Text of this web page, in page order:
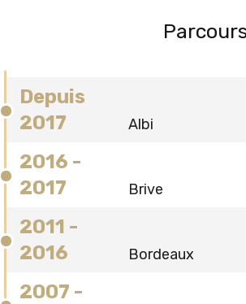
Depuis
2017
Albi
2016 -
2017
Brive
2011 -
2016
Bordeaux
2007 -